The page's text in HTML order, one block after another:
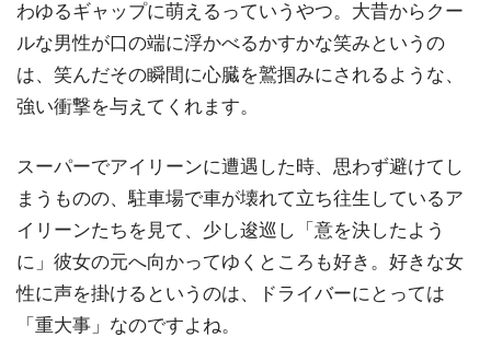
わゆるギャップに萌えるっていうやつ。大昔からクー
ルな男性が口の端に浮かべるかすかな笑みというの
は、笑んだその瞬間に心臓を鷲掴みにされるような、
強い衝撃を与えてくれます。
スーパーでアイリーンに遭遇した時、思わず避けてし
まうものの、駐車場で車が壊れて立ち往生しているア
イリーンたちを見て、少し逡巡し「意を決したよう
に」彼女の元へ向かってゆくところも好き。好きな女
性に声を掛けるというのは、ドライバーにとっては
「重大事」なのですよね。